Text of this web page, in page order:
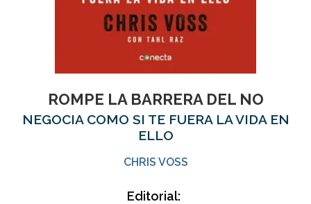
ROMPE LA BARRERA DEL NO
NEGOCIA COMO SI TE FUERA LA VIDA EN
ELLO
CHRIS VOSS
Editorial: